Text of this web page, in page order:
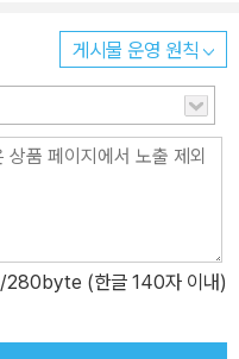
게시물 운영 원칙
/280byte (한글 140자 이내)